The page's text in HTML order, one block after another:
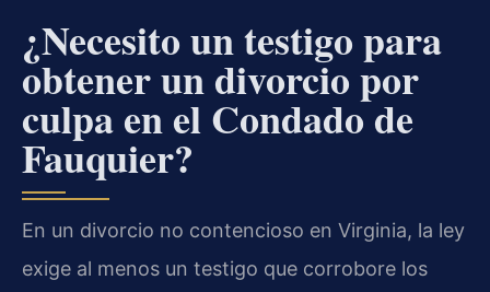
¿Necesito un testigo para
obtener un divorcio por
culpa en el Condado de
Fauquier?
En un divorcio no contencioso en Virginia, la ley
exige al menos un testigo que corrobore los